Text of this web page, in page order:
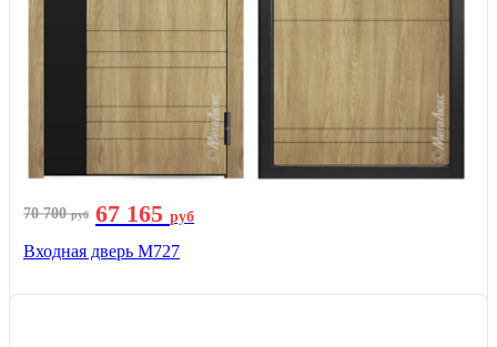
70 700руб 67 165 руб
Входная дверь М727